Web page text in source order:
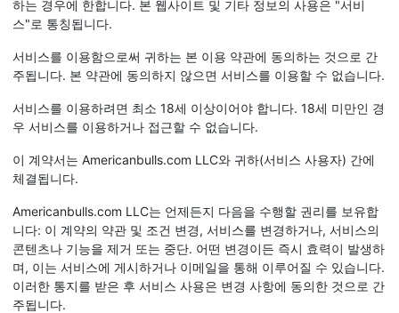
하는 경우에 한합니다. 본 웹사이트 및 기타 정보의 사용은 "서비
스"로 통칭됩니다.
서비스를 이용함으로써 귀하는 본 이용 약관에 동의하는 것으로 간
주됩니다. 본 약관에 동의하지 않으면 서비스를 이용할 수 없습니다.
서비스를 이용하려면 최소 18세 이상이어야 합니다. 18세 미만인 경
우 서비스를 이용하거나 접근할 수 없습니다.
이 계약서는 Americanbulls.com LLC와 귀하(서비스 사용자) 간에
체결됩니다.
Americanbulls.com LLC는 언제든지 다음을 수행할 권리를 보유합
니다: 이 계약의 약관 및 조건 변경, 서비스를 변경하거나, 서비스의
콘텐츠나 기능을 제거 또는 중단. 어떤 변경이든 즉시 효력이 발생하
며, 이는 서비스에 게시하거나 이메일을 통해 이루어질 수 있습니다.
이러한 통지를 받은 후 서비스 사용은 변경 사항에 동의한 것으로 간
주됩니다.